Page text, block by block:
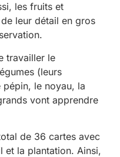
les fruits et
leur détail en gros
travailler le
(leurs
le noyau, la
vont apprendre
de 36 cartes avec
et la plantation. Ainsi,